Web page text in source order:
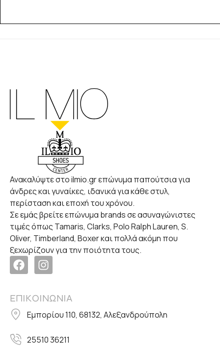
Ανακαλύψτε στο ilmio.gr επώνυμα παπούτσια για
άνδρες και γυναίκες, ιδανικά για κάθε στυλ,
περίσταση και εποχή του χρόνου.
Σε εμάς βρείτε επώνυμα brands σε ασυναγώνιστες
τιμές όπως Tamaris, Clarks, Polo Ralph Lauren, S.
Oliver, Timberland, Boxer και πολλά ακόμη που
ξεχωρίζουν για την ποιότητα τους.
ΕΠΙΚΟΙΝΩΝΙΑ
Εμπορίου 110, 68132, Αλεξανδρούπολη
25510 36211